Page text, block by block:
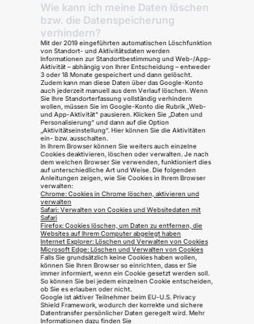
Wie kann ich meine Daten löschen
bzw. die Datenspeicherung
verhindern?
Mit der 2019 eingeführten automatischen Löschfunktion
von Standort- und Aktivitätsdaten werden
Informationen zur Standortbestimmung und Web-/App-
Aktivität – abhängig von Ihrer Entscheidung – entweder
3 oder 18 Monate gespeichert und dann gelöscht.
Zudem kann man diese Daten über das Google-Konto
auch jederzeit manuell aus dem Verlauf löschen. Wenn
Sie Ihre Standorterfassung vollständig verhindern
wollen, müssen Sie im Google-Konto die Rubrik „Web-
und App-Aktivität“ pausieren. Klicken Sie „Daten und
Personalisierung“ und dann auf die Option
„Aktivitätseinstellung“. Hier können Sie die Aktivitäten
ein- bzw. ausschalten.
In Ihrem Browser können Sie weiters auch einzelne
Cookies deaktivieren, löschen oder verwalten. Je nach
dem welchen Browser Sie verwenden, funktioniert dies
auf unterschiedliche Art und Weise. Die folgenden
Anleitungen zeigen, wie Sie Cookies in Ihrem Browser
verwalten:
Chrome: Cookies in Chrome löschen, aktivieren und
verwalten
Safari: Verwalten von Cookies und Websitedaten mit
Safari
Firefox: Cookies löschen, um Daten zu entfernen, die
Websites auf Ihrem Computer abgelegt haben
Internet Explorer: Löschen und Verwalten von Cookies
Microsoft Edge: Löschen und Verwalten von Cookies
Falls Sie grundsätzlich keine Cookies haben wollen,
können Sie Ihren Browser so einrichten, dass er Sie
immer informiert, wenn ein Cookie gesetzt werden soll.
So können Sie bei jedem einzelnen Cookie entscheiden,
ob Sie es erlauben oder nicht.
Google ist aktiver Teilnehmer beim EU-U.S. Privacy
Shield Framework, wodurch der korrekte und sichere
Datentransfer persönlicher Daten geregelt wird. Mehr
Informationen dazu finden Sie